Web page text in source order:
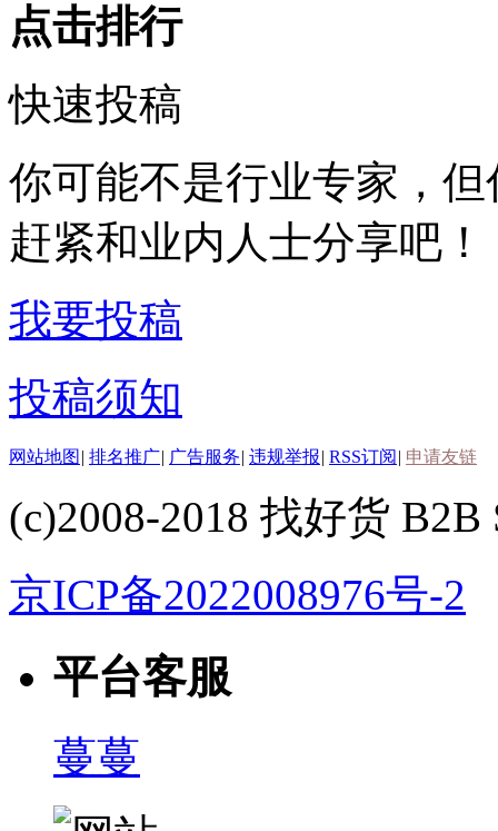
点击排行
快速投稿
你可能不是行业专家，
赶紧和业内人士分享吧！
我要投稿
投稿须知
网站地图 | 排名推广| 广告服务| 违规举报| RSS订阅 | 申请友链
(c)2008-2018 找好货 B2B
京ICP备2022008976号-2
平台客服
蔓蔓